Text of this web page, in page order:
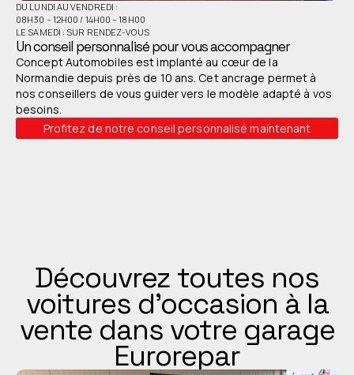
DU LUNDI AU VENDREDI :
08H30 – 12H00 / 14H00 – 18H00
LE SAMEDI : SUR RENDEZ-VOUS
Un conseil personnalisé pour vous accompagner
Concept Automobiles est implanté au cœur de la
Normandie depuis près de 10 ans. Cet ancrage permet à
nos conseillers de vous guider vers le modèle adapté à vos
besoins.
Profitez de notre conseil personnalisé maintenant
Découvrez toutes nos
voitures d’occasion à la
vente dans votre garage
Eurorepar